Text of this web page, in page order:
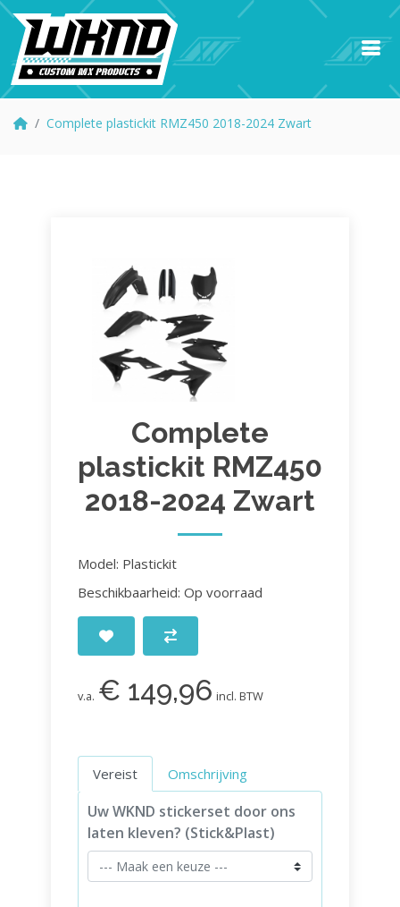
Complete plastickit RMZ450 2018-2024 Zwart
Complete
plastickit RMZ450
2018-2024 Zwart
Model: Plastickit
Beschikbaarheid: Op voorraad
v.a. € 149,96 incl. BTW
Vereist Omschrijving
Uw WKND stickerset door ons
laten kleven? (Stick&Plast)